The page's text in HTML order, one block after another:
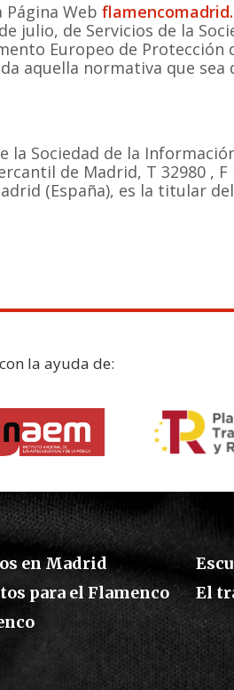
Web
julio, de Servicios de la
Europeo de Protección
aquella normativa que sea
la Sociedad de la
de Madrid, T 32980 , F
(España), es la titular
la ayuda de:
en Madrid
para el Flamenco
El